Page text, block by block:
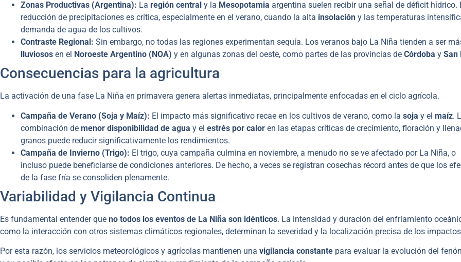
Zonas Productivas (Argentina): La región central y la Mesopotamia argentina suelen recibir una señal de déficit hídrico.
reducción de precipitaciones es crítica, especialmente en el verano, cuando la alta insolación y las temperaturas
demanda de agua de los cultivos.
Contraste Regional: Sin embargo, no todas las regiones experimentan sequía. Los veranos bajo La Niña tienden a ser
lluviosos en el Noroeste Argentino (NOA) y en algunas zonas del oeste, como partes de las provincias de Córdoba y San
Consecuencias para la agricultura
La activación de una fase La Niña en primavera genera alertas inmediatas, principalmente enfocadas en el ciclo agrícola.
Campaña de Verano (Soja y Maíz): El impacto más significativo recae en los cultivos de verano, como la soja y el maíz.
combinación de menor disponibilidad de agua y el estrés por calor en las etapas críticas de crecimiento, floración y
granos puede reducir significativamente los rendimientos.
Campaña de Invierno (Trigo): El trigo, cuya campaña culmina en noviembre, a menudo no se ve afectado por La Niña, o
incluso puede beneficiarse de condiciones anteriores. De hecho, a veces se registran cosechas récord antes de que los
de la fase fría se consoliden plenamente.
Variabilidad y Vigilancia Continua
Es fundamental entender que no todos los eventos de La Niña son idénticos. La intensidad y duración del enfriamiento
como la interacción con otros sistemas climáticos regionales, determinan la severidad y la localización precisa de los
Por esta razón, los servicios meteorológicos y agrícolas mantienen una vigilancia constante para evaluar la evolución del